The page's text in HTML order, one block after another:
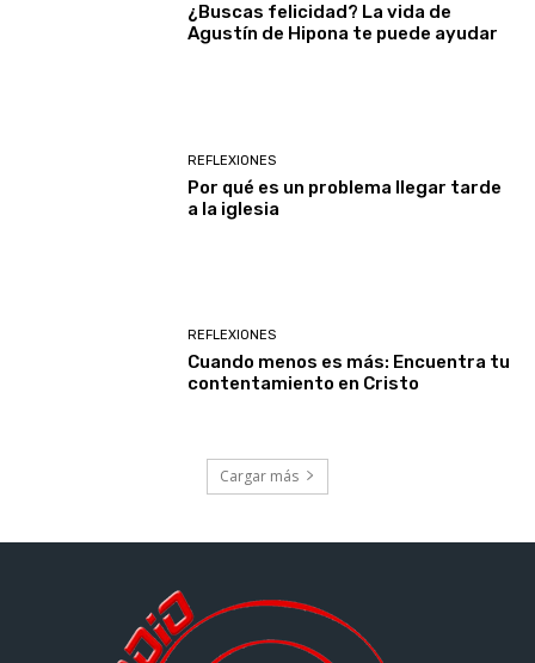
¿Buscas felicidad? La vida de
Agustín de Hipona te puede ayudar
REFLEXIONES
Por qué es un problema llegar tarde
a la iglesia
REFLEXIONES
Cuando menos es más: Encuentra tu
contentamiento en Cristo
Cargar más